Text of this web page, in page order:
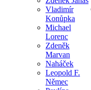
Vladimír
Konůpka
Michael
Lorenc
Zdeněk
Marvan
Naháček
Leopold F.
Němec